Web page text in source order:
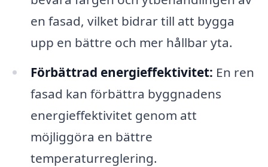
en fasad, vilket bidrar till att bygga
upp en bättre och mer hållbar yta.
Förbättrad energieffektivitet: En ren
fasad kan förbättra byggnadens
energieffektivitet genom att
möjliggöra en bättre
temperaturreglering.